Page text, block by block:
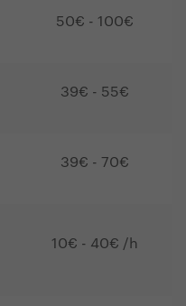
50€ - 100€
39€ - 55€
39€ - 70€
10€ - 40€ /h